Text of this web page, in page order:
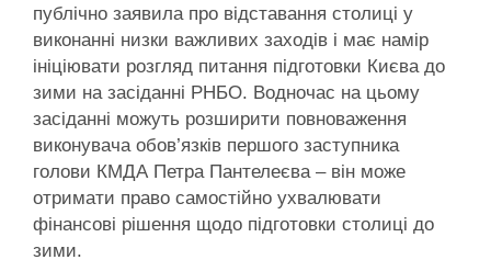
публічно заявила про відставання столиці у
виконанні низки важливих заходів і має намір
ініціювати розгляд питання підготовки Києва до
зими на засіданні РНБО. Водночас на цьому
засіданні можуть розширити повноваження
виконувача обов’язків першого заступника
голови КМДА Петра Пантелеєва – він може
отримати право самостійно ухвалювати
фінансові рішення щодо підготовки столиці до
зими.